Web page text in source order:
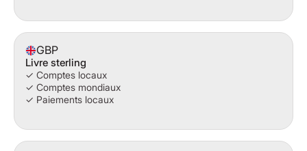
GBP
Livre sterling
✓ Comptes locaux
✓ Comptes mondiaux
✓ Paiements locaux